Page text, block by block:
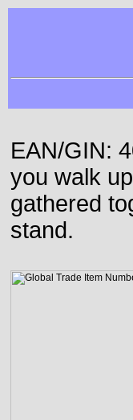
EAN/GIN:
you walk
gathered
stand.